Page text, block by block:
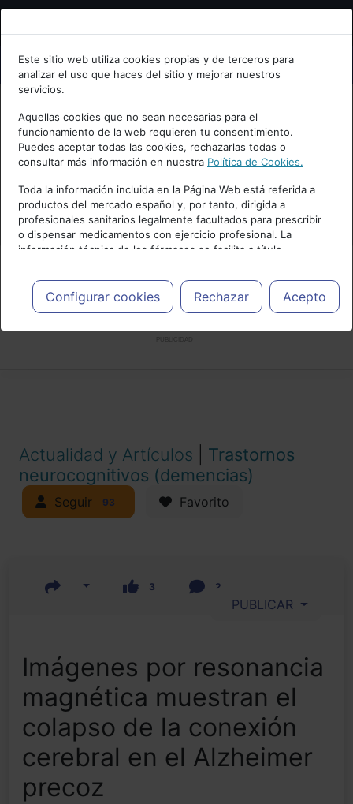
Bienvenid@ a psiquiatria.com
Escribe tu Email
Accede o regístrate con tu email.
Cancelar
Este sitio web utiliza cookies propias y de terceros para
analizar el uso que haces del sitio y mejorar nuestros
servicios.
Aquellas cookies que no sean necesarias para el
funcionamiento de la web requieren tu consentimiento.
Puedes aceptar todas las cookies, rechazarlas todas o
consultar más información en nuestra Política de Cookies.
Toda la información incluida en la Página Web está referida a
productos del mercado español y, por tanto, dirigida a
profesionales sanitarios legalmente facultados para prescribir
o dispensar medicamentos con ejercicio profesional. La
información técnica de los fármacos se facilita a título
meramente informativo, siendo responsabilidad de los
profesionales facultados prescribir medicamentos y decidir, en
cada caso concreto, el tratamiento más adecuado a las
necesidades del paciente.
Configurar cookies Rechazar Acepto
Actualidad y Artículos
Trastornos
neurocognitivos (demencias)
Seguir 93 Favorito
3 2
PUBLICAR
Imágenes por resonancia
magnética muestran el
colapso de la conexión
cerebral en el Alzheimer
precoz